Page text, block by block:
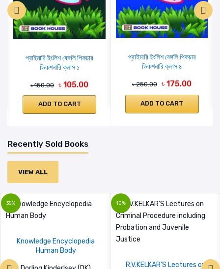
প্রাইমারি ইংলিশ বেঙ্গলি পিকচার
ডিকশনারি ক্লাস ১
৳ 150.00 ৳ 105.00
ADD TO CART
প্রাইমারি ইংলিশ বেঙ্গলি পিকচার
ডিকশনারি ক্লাস ৪
৳ 250.00 ৳ 175.00
ADD TO CART
Recently Sold Books
VIEW ALL
35%
Knowledge Encyclopedia
Human Body
10%
R.V.KELKAR'S Lectures on